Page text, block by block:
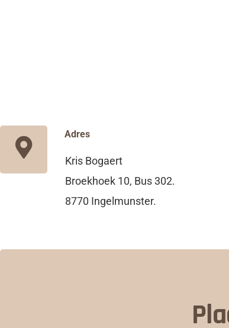
Adres
Kris Bogaert
Broekhoek 10, Bus 302.
8770 Ingelmunster.